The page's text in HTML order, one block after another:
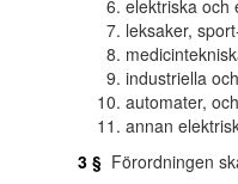
elektriska och
leksaker,
industriella
automater, och
annan
3 § Förordningen